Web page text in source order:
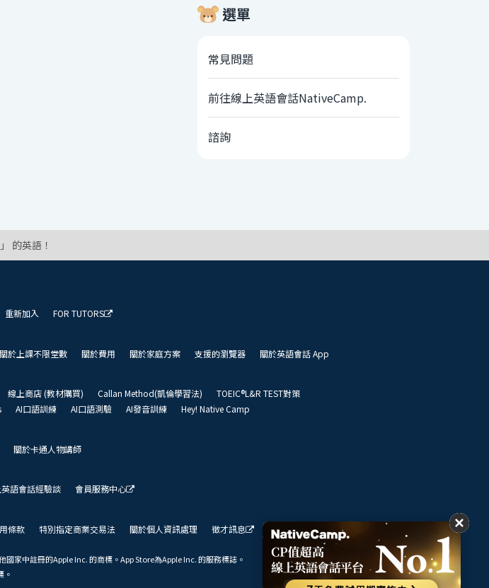
選單
常見問題
前往線上英語會話NativeCamp.
諮詢
的英語！
重新加入 FOR TUTORS
關於上課不限堂數 關於費用 關於家庭方案 支援的瀏覽器 關於英語會話 App
線上商店 (教材購買) Callan Method(凱倫學習法)
TOEIC®L&R TEST對策
AI口語訓練 AI口語測驗 AI發音訓練 Hey! Native Camp
關於卡通人物講師
語會話經驗談 會員服務中心
條款 特別指定商業交易法 關於個人資訊處理 徵才訊息 我們的展望
國家中註冊的Apple Inc. 的商標。App Store為Apple Inc. 的服務標誌。
。